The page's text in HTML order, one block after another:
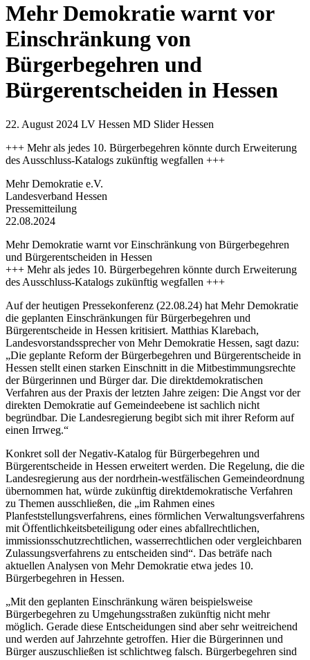
Mehr Demokratie warnt vor
Einschränkung von
Bürgerbegehren und
Bürgerentscheiden in Hessen
22. August 2024 LV Hessen MD Slider Hessen
+++ Mehr als jedes 10. Bürgerbegehren könnte durch Erweiterung
des Ausschluss-Katalogs zukünftig wegfallen +++
Mehr Demokratie e.V.
Landesverband Hessen
Pressemitteilung
22.08.2024
Mehr Demokratie warnt vor Einschränkung von Bürgerbegehren
und Bürgerentscheiden in Hessen
+++ Mehr als jedes 10. Bürgerbegehren könnte durch Erweiterung
des Ausschluss-Katalogs zukünftig wegfallen +++
Auf der heutigen Pressekonferenz (22.08.24) hat Mehr Demokratie
die geplanten Einschränkungen für Bürgerbegehren und
Bürgerentscheide in Hessen kritisiert. Matthias Klarebach,
Landesvorstandssprecher von Mehr Demokratie Hessen, sagt dazu:
„Die geplante Reform der Bürgerbegehren und Bürgerentscheide in
Hessen stellt einen starken Einschnitt in die Mitbestimmungsrechte
der Bürgerinnen und Bürger dar. Die direktdemokratischen
Verfahren aus der Praxis der letzten Jahre zeigen: Die Angst vor der
direkten Demokratie auf Gemeindeebene ist sachlich nicht
begründbar. Die Landesregierung begibt sich mit ihrer Reform auf
einen Irrweg.“
Konkret soll der Negativ-Katalog für Bürgerbegehren und
Bürgerentscheide in Hessen erweitert werden. Die Regelung, die die
Landesregierung aus der nordrhein-westfälischen Gemeindeordnung
übernommen hat, würde zukünftig direktdemokratische Verfahren
zu Themen ausschließen, die „im Rahmen eines
Planfeststellungsverfahrens, eines förmlichen Verwaltungsverfahrens
mit Öffentlichkeitsbeteiligung oder eines abfallrechtlichen,
immissionsschutzrechtlichen, wasserrechtlichen oder vergleichbaren
Zulassungsverfahrens zu entscheiden sind“. Das beträfe nach
aktuellen Analysen von Mehr Demokratie etwa jedes 10.
Bürgerbegehren in Hessen.
„Mit den geplanten Einschränkung wären beispielsweise
Bürgerbegehren zu Umgehungsstraßen zukünftig nicht mehr
möglich. Gerade diese Entscheidungen sind aber sehr weitreichend
und werden auf Jahrzehnte getroffen. Hier die Bürgerinnen und
Bürger auszuschließen ist schlichtweg falsch. Bürgerbegehren sind